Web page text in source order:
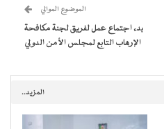
نافذة
جديدة)
الموضوع الموالي
بدء اجتماع عمل لفريق لجنة مكافحة
الإرهاب التابع لمجلس الأمن الدولي
المزيد..